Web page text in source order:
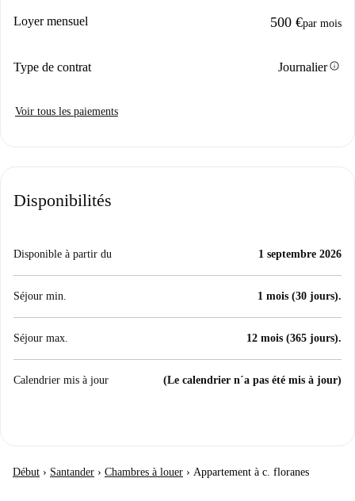
Loyer mensuel 500 €par mois
Type de contrat Journalierinfo
Voir tous les paiements
Disponibilités
Disponible à partir du 1 septembre 2026
Séjour min. 1 mois (30 jours).
Séjour max. 12 mois (365 jours).
Calendrier mis à jour (Le calendrier n´a pas été mis à jour)
Début › Santander › Chambres à louer › Appartement à c. floranes